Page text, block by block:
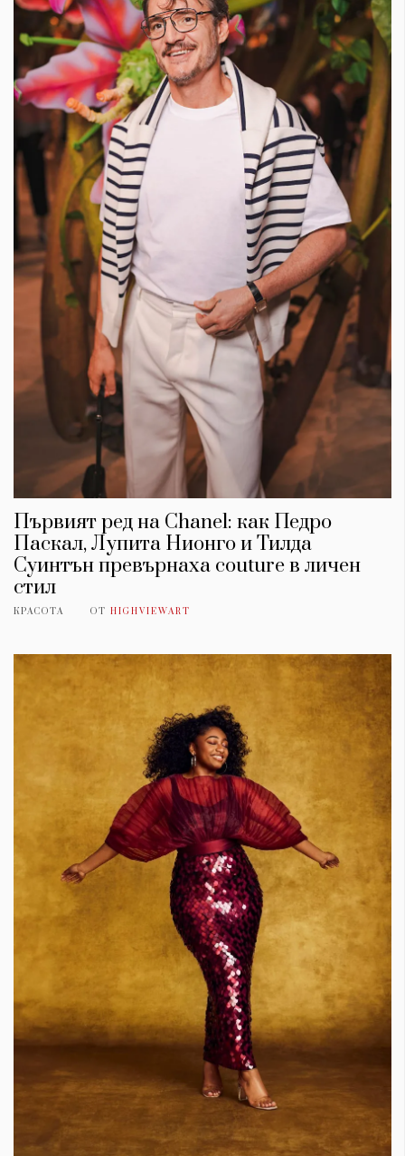
Първият ред на Chanel: как Педро
Паскал, Лупита Нионго и Тилда
Суинтън превърнаха couture в личен
стил
КРАСОТА ОТ HIGHVIEWART